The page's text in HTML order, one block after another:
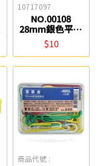
10717097
NO.00108
28mm銀色平紋
圓型迴紋針(80
入) ABEL
$10
商品代號 :